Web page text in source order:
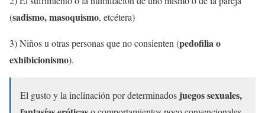
(sadismo, masoquismo, etcétera)
3) Niños u otras personas que no consienten (pedofilia o
exhibicionismo).
El gusto y la inclinación por determinados juegos sexuales,